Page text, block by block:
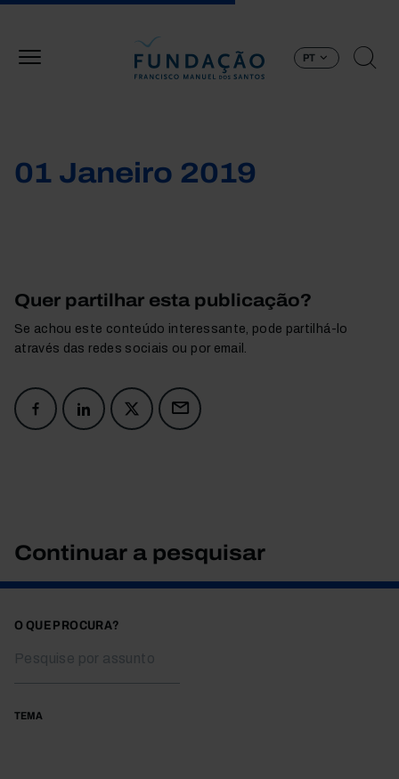
PT
01 Janeiro 2019
Quer partilhar esta publicação?
Se achou este conteúdo interessante, pode partilhá-lo
através das redes sociais ou por email.
Continuar a pesquisar
O QUE PROCURA?
TEMA